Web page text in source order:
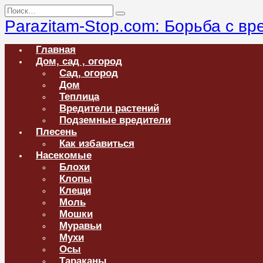
Перейти
к
содержанию
Search
for:
Parazitam-Stop.com: Борьба с
Главная
Дом, сад , огород
Сад, огород
Дом
Теплица
Вредители растений
Подземные вредители
Плесень
Как избавиться
Насекомые
Блохи
Клопы
Клещи
Моль
Мошки
Муравьи
Мухи
Осы